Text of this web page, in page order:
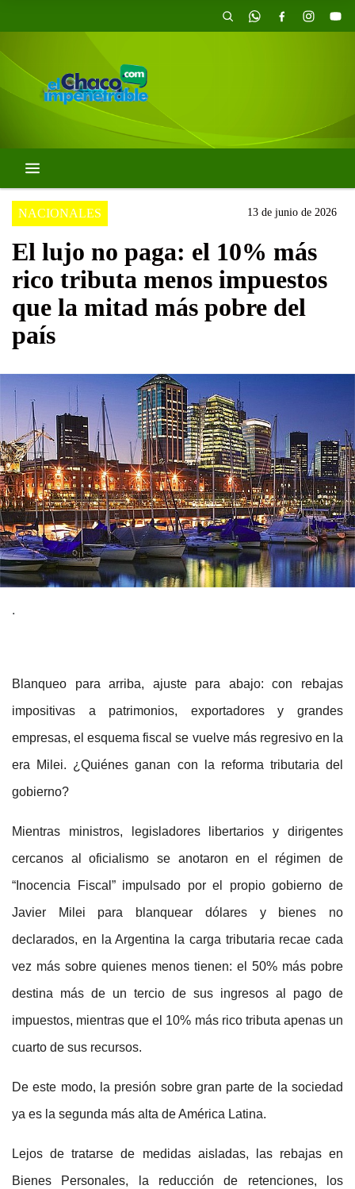
NACIONALES 13 de junio de 2026
El lujo no paga: el 10% más
rico tributa menos impuestos
que la mitad más pobre del
país
.
Blanqueo para arriba, ajuste para abajo: con rebajas
impositivas a patrimonios, exportadores y grandes
empresas, el esquema fiscal se vuelve más regresivo en la
era Milei. ¿Quiénes ganan con la reforma tributaria del
gobierno?
Mientras ministros, legisladores libertarios y dirigentes
cercanos al oficialismo se anotaron en el régimen de
“Inocencia Fiscal” impulsado por el propio gobierno de
Javier Milei para blanquear dólares y bienes no
declarados, en la Argentina la carga tributaria recae cada
vez más sobre quienes menos tienen: el 50% más pobre
destina más de un tercio de sus ingresos al pago de
impuestos, mientras que el 10% más rico tributa apenas un
cuarto de sus recursos.
De este modo, la presión sobre gran parte de la sociedad
ya es la segunda más alta de América Latina.
Lejos de tratarse de medidas aisladas, las rebajas en
Bienes Personales, la reducción de retenciones, los